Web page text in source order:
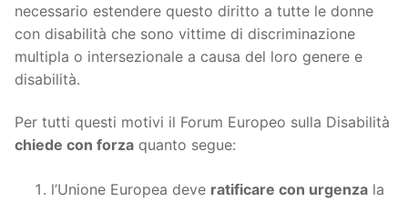
necessario estendere questo diritto a tutte le donne
con disabilità che sono vittime di discriminazione
multipla o intersezionale a causa del loro genere e
disabilità.
Per tutti questi motivi il Forum Europeo sulla Disabilità
chiede con forza quanto segue:
l’Unione Europea deve ratificare con urgenza la